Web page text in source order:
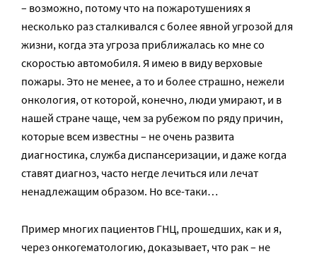
– возможно, потому что на пожаротушениях я
несколько раз сталкивался с более явной угрозой для
жизни, когда эта угроза приближалась ко мне со
скоростью автомобиля. Я имею в виду верховые
пожары. Это не менее, а то и более страшно, нежели
онкология, от которой, конечно, люди умирают, и в
нашей стране чаще, чем за рубежом по ряду причин,
которые всем известны – не очень развита
диагностика, служба диспансеризации, и даже когда
ставят диагноз, часто негде лечиться или лечат
ненадлежащим образом. Но все-таки…
Пример многих пациентов ГНЦ, прошедших, как и я,
через онкогематологию, доказывает, что рак – не